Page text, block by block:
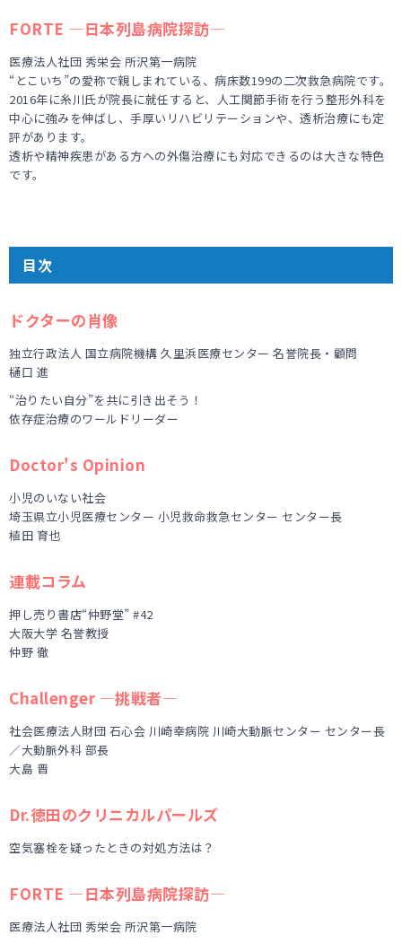
FORTE ―日本列島病院探訪―
医療法人社団 秀栄会 所沢第一病院
“とこいち”の愛称で親しまれている、病床数199の二次救急病院です。
2016年に糸川氏が院長に就任すると、人工関節手術を行う整形外科を
中心に強みを伸ばし、手厚いリハビリテーションや、透析治療にも定
評があります。
透析や精神疾患がある方への外傷治療にも対応できるのは大きな特色
です。
目次
ドクターの肖像
独立行政法人 国立病院機構 久里浜医療センター 名誉院長・顧問
樋口 進
“治りたい自分”を共に引き出そう！
依存症治療のワールドリーダー
Doctor's Opinion
小児のいない社会
埼玉県立小児医療センター 小児救命救急センター センター長
植田 育也
連載コラム
押し売り書店“仲野堂” #42
大阪大学 名誉教授
仲野 徹
Challenger ―挑戦者―
社会医療法人財団 石心会 川崎幸病院 川崎大動脈センター センター長
／大動脈外科 部長
大島 晋
Dr.徳田のクリニカルパールズ
空気塞栓を疑ったときの対処方法は？
FORTE ―日本列島病院探訪―
医療法人社団 秀栄会 所沢第一病院